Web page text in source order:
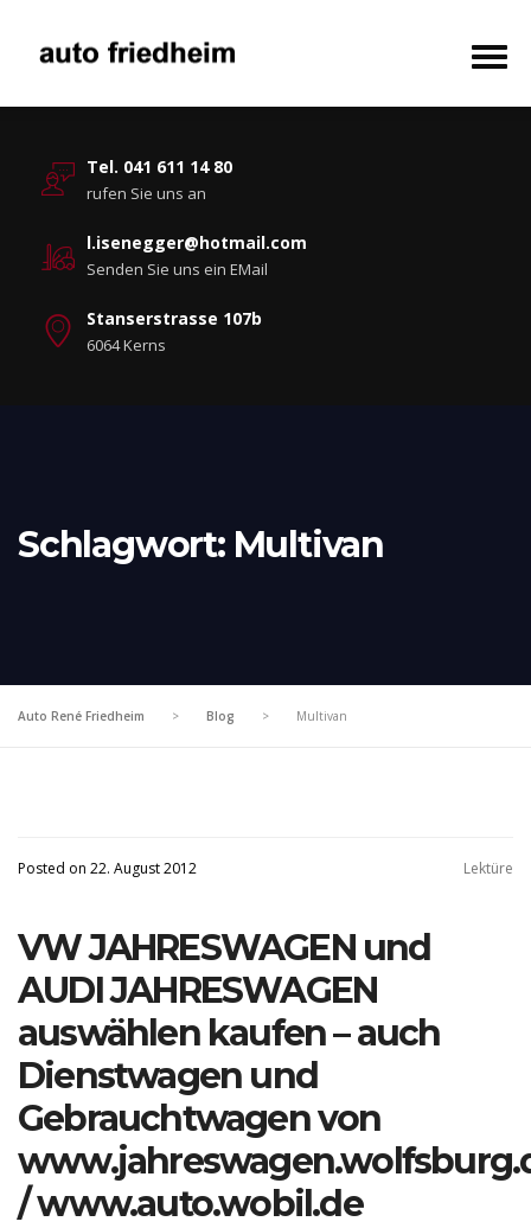
Tel. 041 611 14 80
rufen Sie uns an
l.isenegger@hotmail.com
Senden Sie uns ein EMail
Stanserstrasse 107b
6064 Kerns
Schlagwort: Multivan
Auto René Friedheim > Blog > Multivan
Posted on 22. August 2012 Lektüre
VW JAHRESWAGEN und
AUDI JAHRESWAGEN
auswählen kaufen – auch
Dienstwagen und
Gebrauchtwagen von
/ www.auto.wobil.de